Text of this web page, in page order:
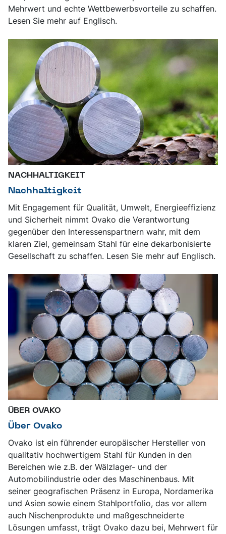
Mehrwert und echte Wettbewerbsvorteile zu schaffen.
Lesen Sie mehr auf Englisch.
NACHHALTIGKEIT
Nachhaltigkeit
Mit Engagement für Qualität, Umwelt, Energieeffizienz
und Sicherheit nimmt Ovako die Verantwortung
gegenüber den Interessenspartnern wahr, mit dem
klaren Ziel, gemeinsam Stahl für eine dekarbonisierte
Gesellschaft zu schaffen. Lesen Sie mehr auf Englisch.
ÜBER OVAKO
Über Ovako
Ovako ist ein führender europäischer Hersteller von
qualitativ hochwertigem Stahl für Kunden in den
Bereichen wie z.B. der Wälzlager- und der
Automobilindustrie oder des Maschinenbaus. Mit
seiner geografischen Präsenz in Europa, Nordamerika
und Asien sowie einem Stahlportfolio, das vor allem
auch Nischenprodukte und maßgeschneiderte
Lösungen umfasst, trägt Ovako dazu bei, Mehrwert für